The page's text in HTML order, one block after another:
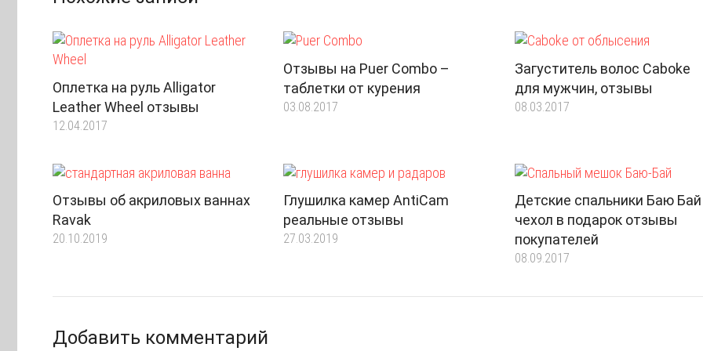
Оплетка на руль Alligator
Leather Wheel отзывы
12.04.2017
Отзывы на Puer Combo –
таблетки от курения
03.08.2017
Загуститель волос Caboke
для мужчин, отзывы
08.03.2017
Отзывы об акриловых ваннах
Ravak
20.10.2019
Глушилка камер AntiCam
реальные отзывы
27.03.2019
Детские спальники Баю
чехол в подарок отзывы
покупателей
08.09.2017
Добавить комментарий